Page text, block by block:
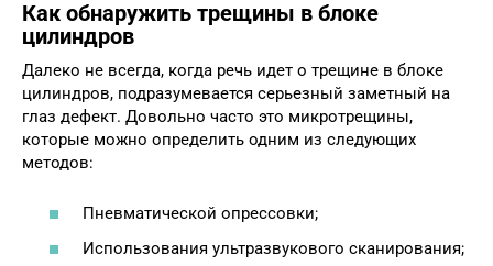
Как обнаружить трещины в блоке
цилиндров
Далеко не всегда, когда речь идет о трещине в блоке
цилиндров, подразумевается серьезный заметный на
глаз дефект. Довольно часто это микротрещины,
которые можно определить одним из следующих
методов:
Пневматической опрессовки;
Использования ультразвукового сканирования;